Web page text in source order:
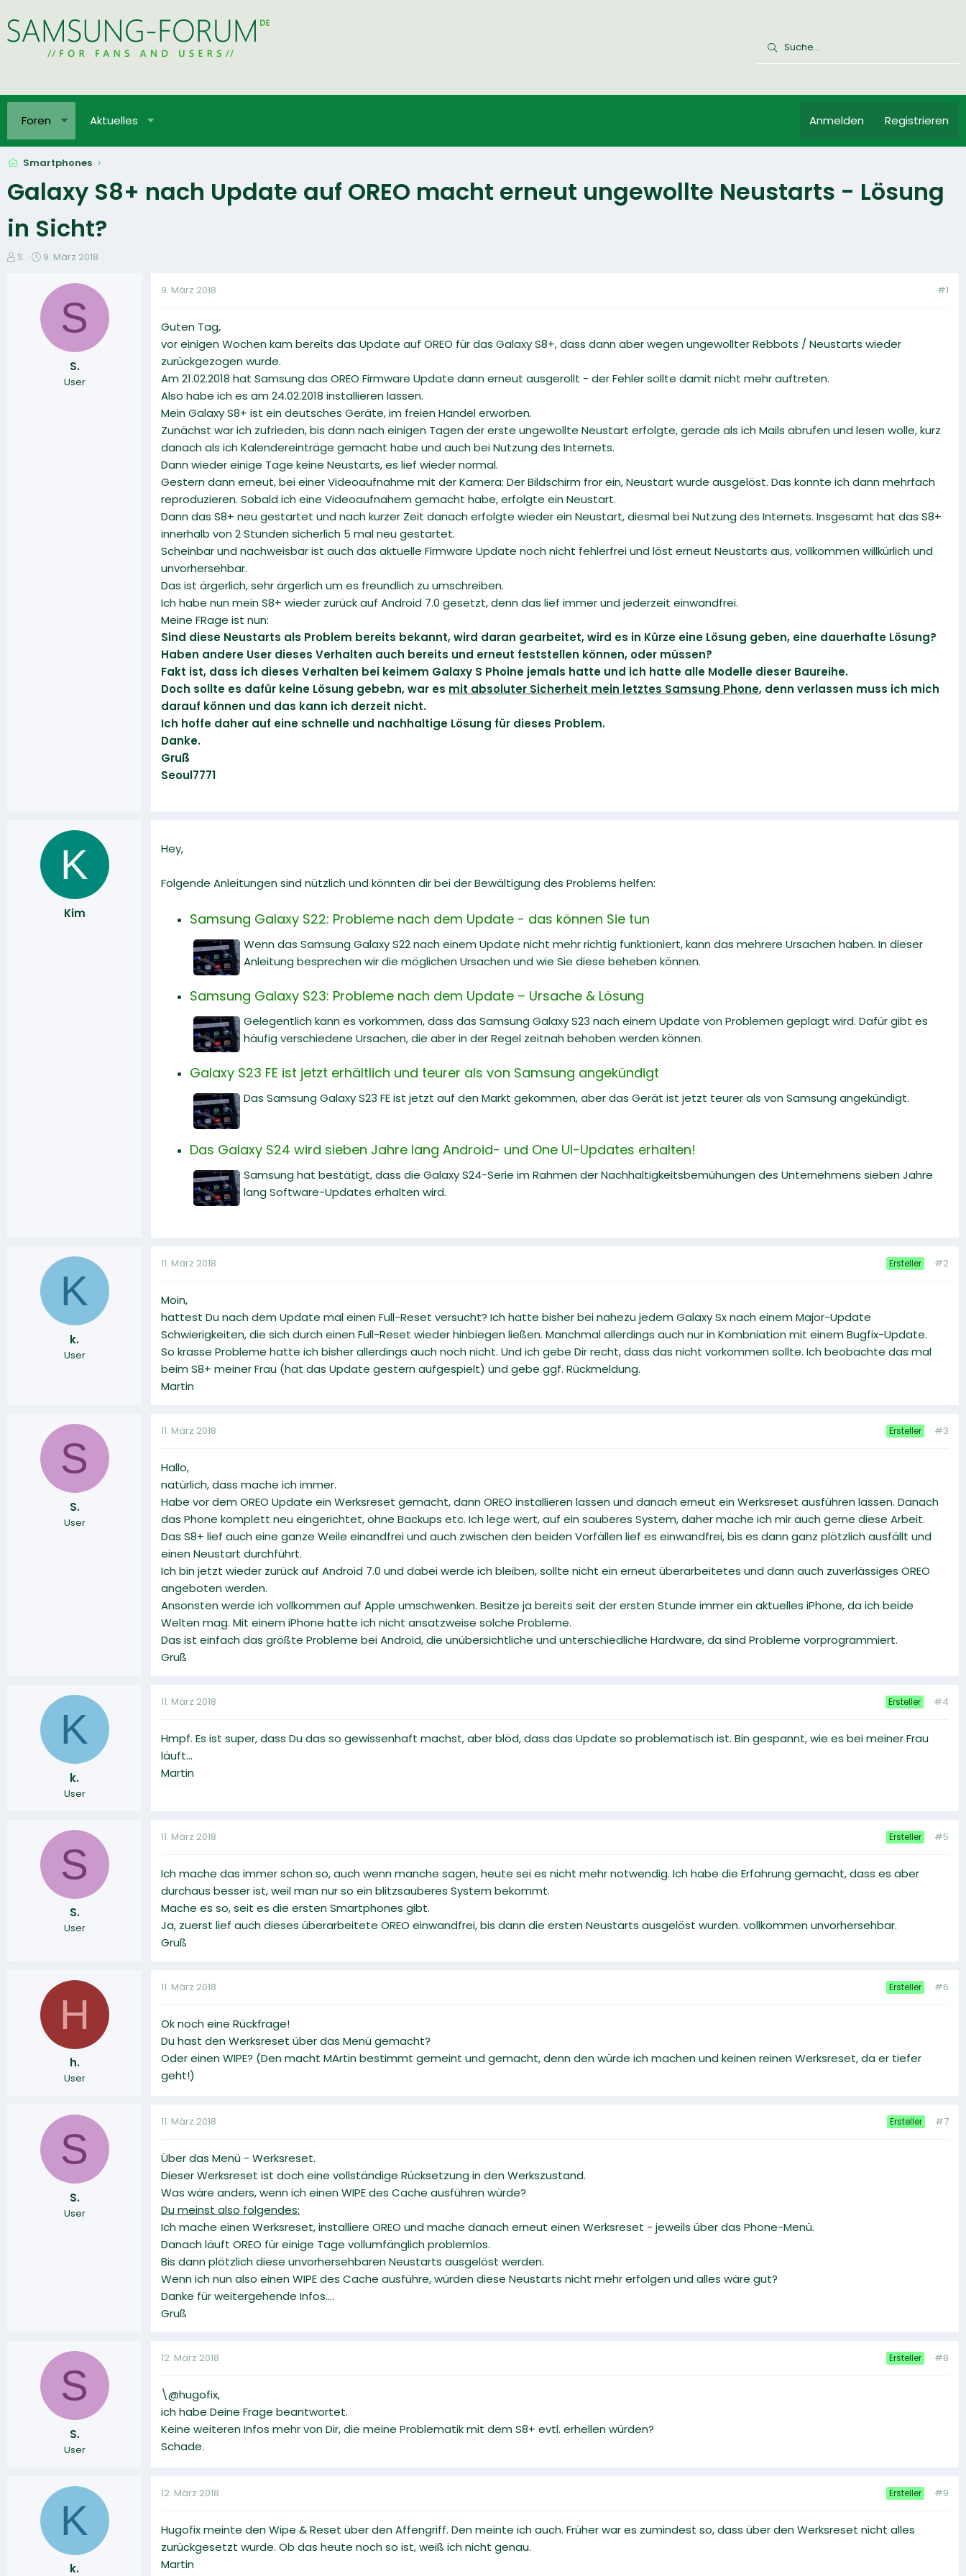
Foren Aktuelles Anmelden Registrieren
Smartphones
Galaxy S8+ nach Update auf OREO macht erneut ungewollte Neustarts - Lösung
in Sicht?
E
S.
E
t
l
9. März 2018
S
S.
User
9. März 2018 #1
Guten Tag,
vor einigen Wochen kam bereits das Update auf OREO für das Galaxy S8+, dass dann aber wegen ungewollter Rebbots / Neustarts wieder
zurückgezogen wurde.
Am 21.02.2018 hat Samsung das OREO Firmware Update dann erneut ausgerollt - der Fehler sollte damit nicht mehr auftreten.
Also habe ich es am 24.02.2018 installieren lassen.
Mein Galaxy S8+ ist ein deutsches Geräte, im freien Handel erworben.
Zunächst war ich zufrieden, bis dann nach einigen Tagen der erste ungewollte Neustart erfolgte, gerade als ich Mails abrufen und lesen wolle, kurz
danach als ich Kalendereinträge gemacht habe und auch bei Nutzung des Internets.
Dann wieder einige Tage keine Neustarts, es lief wieder normal.
Gestern dann erneut, bei einer Videoaufnahme mit der Kamera: Der Bildschirm fror ein, Neustart wurde ausgelöst. Das konnte ich dann mehrfach
reproduzieren. Sobald ich eine Videoaufnahem gemacht habe, erfolgte ein Neustart.
Dann das S8+ neu gestartet und nach kurzer Zeit danach erfolgte wieder ein Neustart, diesmal bei Nutzung des Internets. Insgesamt hat das S8+
innerhalb von 2 Stunden sicherlich 5 mal neu gestartet.
Scheinbar und nachweisbar ist auch das aktuelle Firmware Update noch nicht fehlerfrei und löst erneut Neustarts aus, vollkommen willkürlich und
unvorhersehbar.
Das ist ärgerlich, sehr ärgerlich um es freundlich zu umschreiben.
Ich habe nun mein S8+ wieder zurück auf Android 7.0 gesetzt, denn das lief immer und jederzeit einwandfrei.
Meine FRage ist nun:
Sind diese Neustarts als Problem bereits bekannt, wird daran gearbeitet, wird es in Kürze eine Lösung geben, eine dauerhafte Lösung?
Haben andere User dieses Verhalten auch bereits und erneut feststellen können, oder müssen?
Fakt ist, dass ich dieses Verhalten bei keimem Galaxy S Phoine jemals hatte und ich hatte alle Modelle dieser Baureihe.
Doch sollte es dafür keine Lösung gebebn, war es mit absoluter Sicherheit mein letztes Samsung Phone, denn verlassen muss ich mich
darauf können und das kann ich derzeit nicht.
Ich hoffe daher auf eine schnelle und nachhaltige Lösung für dieses Problem.
Danke.
Gruß
Seoul7771
K
Kim
Hey,
Folgende Anleitungen sind nützlich und könnten dir bei der Bewältigung des Problems helfen:
Samsung Galaxy S22: Probleme nach dem Update - das können Sie tun
Wenn das Samsung Galaxy S22 nach einem Update nicht mehr richtig funktioniert, kann das mehrere Ursachen haben. In dieser
Anleitung besprechen wir die möglichen Ursachen und wie Sie diese beheben können.
Samsung Galaxy S23: Probleme nach dem Update – Ursache & Lösung
Gelegentlich kann es vorkommen, dass das Samsung Galaxy S23 nach einem Update von Problemen geplagt wird. Dafür gibt es
häufig verschiedene Ursachen, die aber in der Regel zeitnah behoben werden können.
Galaxy S23 FE ist jetzt erhältlich und teurer als von Samsung angekündigt
Das Samsung Galaxy S23 FE ist jetzt auf den Markt gekommen, aber das Gerät ist jetzt teurer als von Samsung angekündigt.
Das Galaxy S24 wird sieben Jahre lang Android- und One UI-Updates erhalten!
Samsung hat bestätigt, dass die Galaxy S24-Serie im Rahmen der Nachhaltigkeitsbemühungen des Unternehmens sieben Jahre
lang Software-Updates erhalten wird.
K
k.
User
11. März 2018 Ersteller #2
Moin,
hattest Du nach dem Update mal einen Full-Reset versucht? Ich hatte bisher bei nahezu jedem Galaxy Sx nach einem Major-Update
Schwierigkeiten, die sich durch einen Full-Reset wieder hinbiegen ließen. Manchmal allerdings auch nur in Kombniation mit einem Bugfix-Update.
So krasse Probleme hatte ich bisher allerdings auch noch nicht. Und ich gebe Dir recht, dass das nicht vorkommen sollte. Ich beobachte das mal
beim S8+ meiner Frau (hat das Update gestern aufgespielt) und gebe ggf. Rückmeldung.
Martin
S
S.
User
11. März 2018 Ersteller #3
Hallo,
natürlich, dass mache ich immer.
Habe vor dem OREO Update ein Werksreset gemacht, dann OREO installieren lassen und danach erneut ein Werksreset ausführen lassen. Danach
das Phone komplett neu eingerichtet, ohne Backups etc. Ich lege wert, auf ein sauberes System, daher mache ich mir auch gerne diese Arbeit.
Das S8+ lief auch eine ganze Weile einandfrei und auch zwischen den beiden Vorfällen lief es einwandfrei, bis es dann ganz plötzlich ausfällt und
einen Neustart durchführt.
Ich bin jetzt wieder zurück auf Android 7.0 und dabei werde ich bleiben, sollte nicht ein erneut überarbeitetes und dann auch zuverlässiges OREO
angeboten werden.
Ansonsten werde ich vollkommen auf Apple umschwenken. Besitze ja bereits seit der ersten Stunde immer ein aktuelles iPhone, da ich beide
Welten mag. Mit einem iPhone hatte ich nicht ansatzweise solche Probleme.
Das ist einfach das größte Probleme bei Android, die unübersichtliche und unterschiedliche Hardware, da sind Probleme vorprogrammiert.
Gruß
K
k.
User
11. März 2018 Ersteller #4
Hmpf. Es ist super, dass Du das so gewissenhaft machst, aber blöd, dass das Update so problematisch ist. Bin gespannt, wie es bei meiner Frau
läuft...
Martin
S
S.
User
11. März 2018 Ersteller #5
Ich mache das immer schon so, auch wenn manche sagen, heute sei es nicht mehr notwendig. Ich habe die Erfahrung gemacht, dass es aber
durchaus besser ist, weil man nur so ein blitzsauberes System bekommt.
Mache es so, seit es die ersten Smartphones gibt.
Ja, zuerst lief auch dieses überarbeitete OREO einwandfrei, bis dann die ersten Neustarts ausgelöst wurden. vollkommen unvorhersehbar.
Gruß
H
h.
User
11. März 2018 Ersteller #6
Ok noch eine Rückfrage!
Du hast den Werksreset über das Menü gemacht?
Oder einen WIPE? (Den macht MArtin bestimmt gemeint und gemacht, denn den würde ich machen und keinen reinen Werksreset, da er tiefer
geht!)
S
S.
User
11. März 2018 Ersteller #7
Über das Menü - Werksreset.
Dieser Werksreset ist doch eine vollständige Rücksetzung in den Werkszustand.
Was wäre anders, wenn ich einen WIPE des Cache ausführen würde?
Du meinst also folgendes:
Ich mache einen Werksreset, installiere OREO und mache danach erneut einen Werksreset - jeweils über das Phone-Menü.
Danach läuft OREO für einige Tage vollumfänglich problemlos.
Bis dann plötzlich diese unvorhersehbaren Neustarts ausgelöst werden.
Wenn ich nun also einen WIPE des Cache ausführe, würden diese Neustarts nicht mehr erfolgen und alles wäre gut?
Danke für weitergehende Infos....
Gruß
S
S.
User
12. März 2018 Ersteller #8
\@hugofix,
ich habe Deine Frage beantwortet.
Keine weiteren Infos mehr von Dir, die meine Problematik mit dem S8+ evtl. erhellen würden?
Schade.
K
k.
12. März 2018 Ersteller #9
Hugofix meinte den Wipe & Reset über den Affengriff. Den meinte ich auch. Früher war es zumindest so, dass über den Werksreset nicht alles
zurückgesetzt wurde. Ob das heute noch so ist, weiß ich nicht genau.
Martin